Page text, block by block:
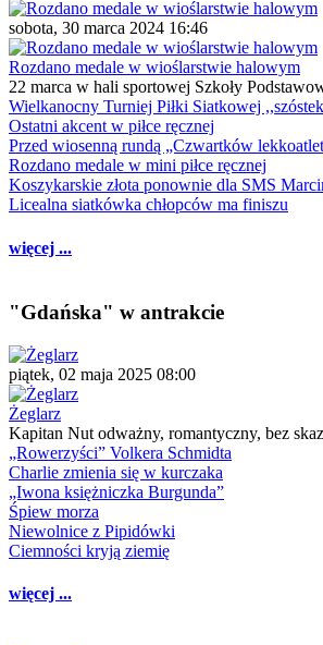
sobota, 30 marca 2024 16:46
Rozdano medale w wioślarstwie halowym
22 marca w hali sportowej Szkoły
Wielkanocny Turniej Piłki Siatkowej
Ostatni akcent w piłce ręcznej
Przed wiosenną rundą „Czwartków
Rozdano medale w mini piłce ręcznej
Koszykarskie złota ponownie dla SMS
Licealna siatkówka chłopców ma finiszu
więcej ...
"Gdańska" w antrakcie
piątek, 02 maja 2025 08:00
Żeglarz
Kapitan Nut odważny, romantyczny, bez
„Rowerzyści” Volkera Schmidta
Charlie zmienia się w kurczaka
„Iwona księżniczka Burgunda”
Śpiew morza
Niewolnice z Pipidówki
Ciemności kryją ziemię
więcej ...